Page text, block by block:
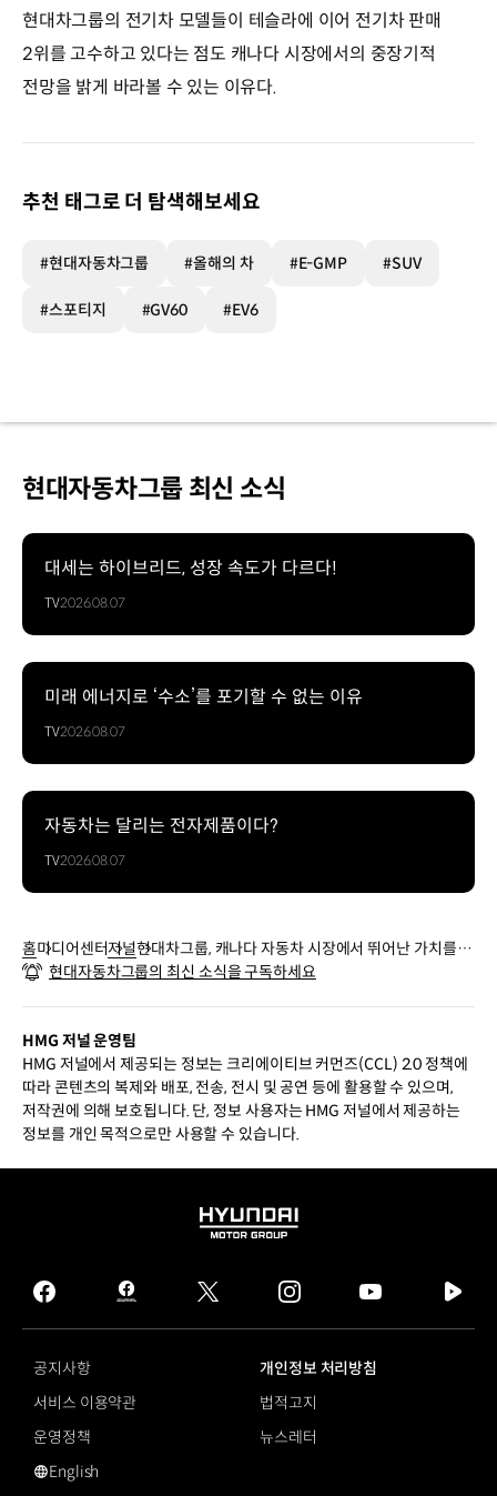
현대차그룹의 전기차 모델들이 테슬라에 이어 전기차 판매
2위를 고수하고 있다는 점도 캐나다 시장에서의 중장기적
전망을 밝게 바라볼 수 있는 이유다.
추천 태그로 더 탐색해보세요
#현대자동차그룹 #올해의 차 #E-GMP #SUV
#스포티지 #GV60 #EV6
현대자동차그룹 최신 소식
대세는 하이브리드, 성장 속도가 다르다!
TV2026.08.07
미래 에너지로 ‘수소’를 포기할 수 없는 이유
TV2026.08.07
자동차는 달리는 전자제품이다?
TV2026.08.07
홈미디어센터저널현대차그룹, 캐나다 자동차 시장에서 뛰어난 가치를 인
정받다
현대자동차그룹의 최신 소식을 구독하세요
HMG 저널 운영팀
HMG 저널에서 제공되는 정보는 크리에이티브 커먼즈(CCL) 2.0 정책에
따라 콘텐츠의 복제와 배포, 전송, 전시 및 공연 등에 활용할 수 있으며,
저작권에 의해 보호됩니다. 단, 정보 사용자는 HMG 저널에서 제공하는
정보를 개인 목적으로만 사용할 수 있습니다.
HYUNDAI
GROUP
facebook
hmg
journal
twitter instagram
tv
공지사항
개인정보 처리방침
서비스 이용약관
법적고지
운영정책
뉴스레터
영문 사이트로 이동
English